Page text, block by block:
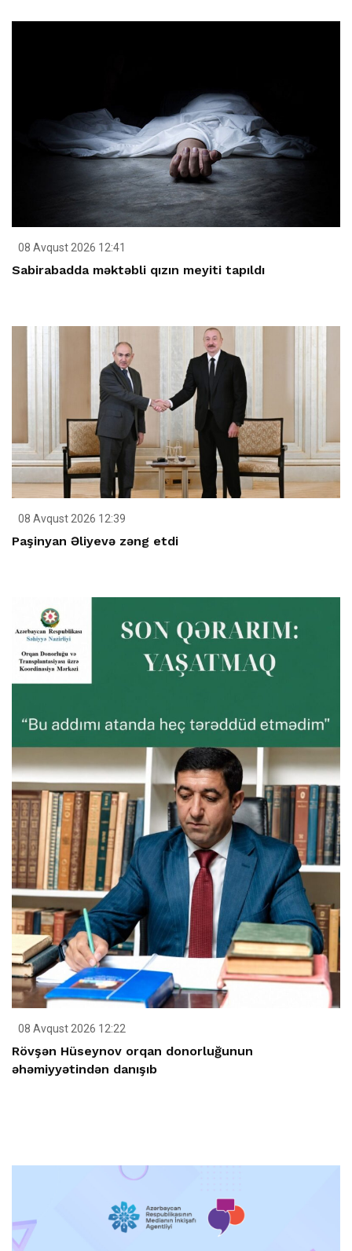
08 Avqust 2026 12:41
Sabirabadda məktəbli qızın meyiti tapıldı
08 Avqust 2026 12:39
Paşinyan Əliyevə zəng etdi
08 Avqust 2026 12:22
Rövşən Hüseynov orqan donorluğunun
əhəmiyyətindən danışıb